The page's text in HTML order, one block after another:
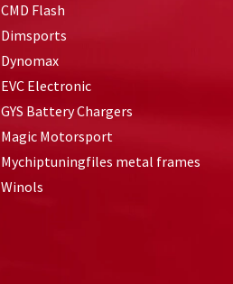
CMD Flash
Dimsports
Dynomax
EVC Electronic
GYS Battery Chargers
Magic Motorsport
Mychiptuningfiles metal frames
Winols